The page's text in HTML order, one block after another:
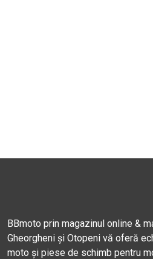
BBmoto prin magazinul online &
Gheorgheni și Otopeni vă oferă
moto și piese de schimb pentru